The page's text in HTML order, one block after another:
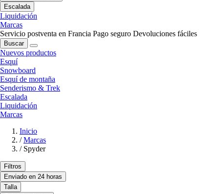
Escalada
Liquidación
Marcas
Servicio postventa en Francia Pago seguro Devoluciones fáciles
Buscar
Nuevos productos
Esquí
Snowboard
Esquí de montaña
Senderismo & Trek
Escalada
Liquidación
Marcas
Inicio
/ Marcas
/ Spyder
Filtros
Enviado en 24 horas
Talla